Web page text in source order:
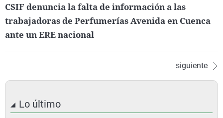
CSIF denuncia la falta de información a las
trabajadoras de Perfumerías Avenida en Cuenca
ante un ERE nacional
siguiente
Lo último